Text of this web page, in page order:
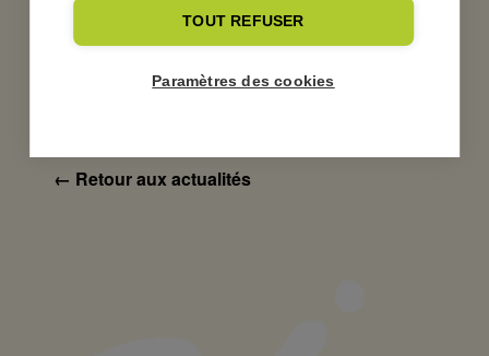
TOUT REFUSER
Paramètres des cookies
← Retour aux actualités